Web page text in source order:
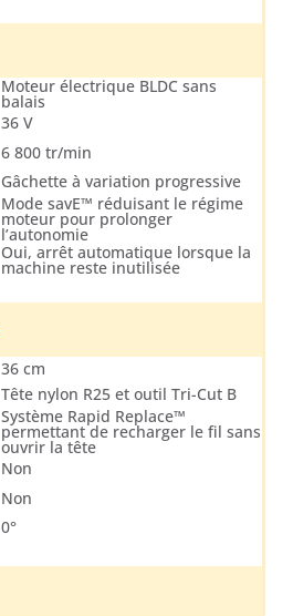
Moteur électrique BLDC sans
balais
36 V
6 800 tr/min
Gâchette à variation progressive
Mode savE™ réduisant le régime
moteur pour prolonger
l’autonomie
Oui, arrêt automatique lorsque la
machine reste inutilisée
36 cm
Tête nylon R25 et outil Tri-Cut B
Système Rapid Replace™
permettant de recharger le fil sans
ouvrir la tête
Non
Non
0°